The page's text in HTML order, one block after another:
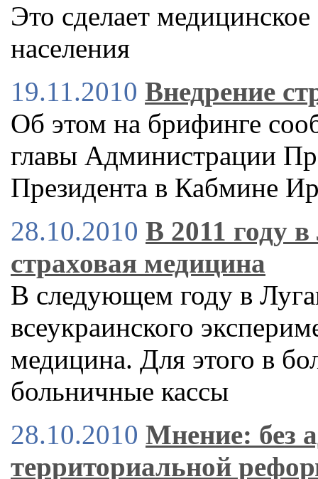
Это сделает
населения
19.11.2010 Внедрение
Об этом на брифинге
главы Администрации
Президента в Кабмине
28.10.2010 В 2011 году в
страховая медицина
В следующем году в
всеукраинского
медицина. Для этого в
больничные кассы
28.10.2010 Мнение: без
территориальной